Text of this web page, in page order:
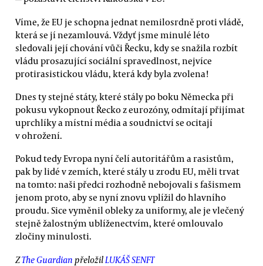
Víme, že EU je schopna jednat nemilosrdně proti vládě,
která se jí nezamlouvá. Vždyť jsme minulé léto
sledovali její chování vůči Řecku, kdy se snažila rozbít
vládu prosazující sociální spravedlnost, nejvíce
protirasistickou vládu, která kdy byla zvolena!
Dnes ty stejné státy, které stály po boku Německa při
pokusu vykopnout Řecko z eurozóny, odmítají přijímat
uprchlíky a místní média a soudnictví se ocitají
v ohrožení.
Pokud tedy Evropa nyní čelí autoritářům a rasistům,
pak by lidé v zemích, které stály u zrodu EU, měli trvat
na tomto: naši předci rozhodně nebojovali s fašismem
jenom proto, aby se nyní znovu vplížil do hlavního
proudu. Sice vyměnil obleky za uniformy, ale je vlečený
stejně žalostným ublíženectvím, které omlouvalo
zločiny minulosti.
ZThe Guardian přeložil LUKÁŠ SENFT